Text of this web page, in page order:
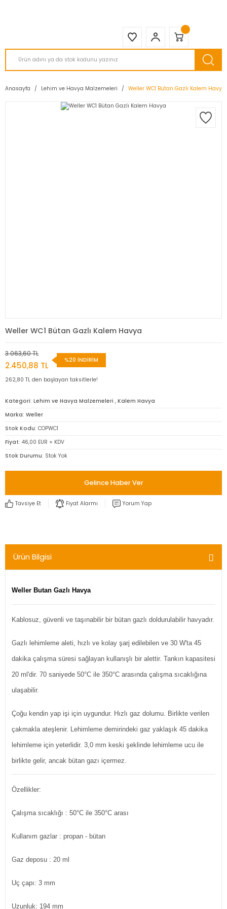
Anasayfa Lehim ve Havya Malzemeleri Weller WC1 Bütan Gazlı Kalem Havya
Weller WC1 Bütan Gazlı Kalem Havya
3.063,60 TL
2.450,88 TL
%20 İNDİRİM
262,80 TL den başlayan taksitlerle!
Kategori Lehim ve Havya Malzemeleri , Kalem Havya
Marka Weller
Stok Kodu COPWC1
Fiyat 46,00 EUR + KDV
Stok Durumu Stok Yok
Gelince Haber Ver
Tavsiye Et Fiyat Alarmı Yorum Yap
Ürün Bilgisi
Weller Butan Gazlı Havya
Kablosuz, güvenli ve taşınabilir bir bütan gazlı doldurulabilir havyadır.
Gazlı lehimleme aleti, hızlı ve kolay şarj edilebilen ve 30 W'ta 45
dakika çalışma süresi sağlayan kullanışlı bir alettir. Tankın kapasitesi
20 ml'dir. 70 saniyede 50°C ile 350°C arasında çalışma sıcaklığına
ulaşabilir.
Çoğu kendin yap işi için uygundur. Hızlı gaz dolumu. Birlikte verilen
çakmakla ateşlenir. Lehimleme demirindeki gaz yaklaşık 45 dakika
lehimleme için yeterlidir. 3,0 mm keski şeklinde lehimleme ucu ile
birlikte gelir, ancak bütan gazı içermez.
Özellikler:
Çalışma sıcaklığı : 50°C ile 350°C arası
Kullanım gazlar : propan - bütan
Gaz deposu : 20 ml
Uç çapı: 3 mm
Uzunluk: 194 mm